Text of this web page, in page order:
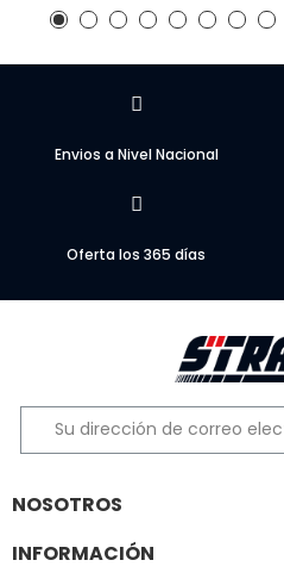
Envios a Nivel Nacional
Oferta los 365 días
NOSOTROS
INFORMACIÓN